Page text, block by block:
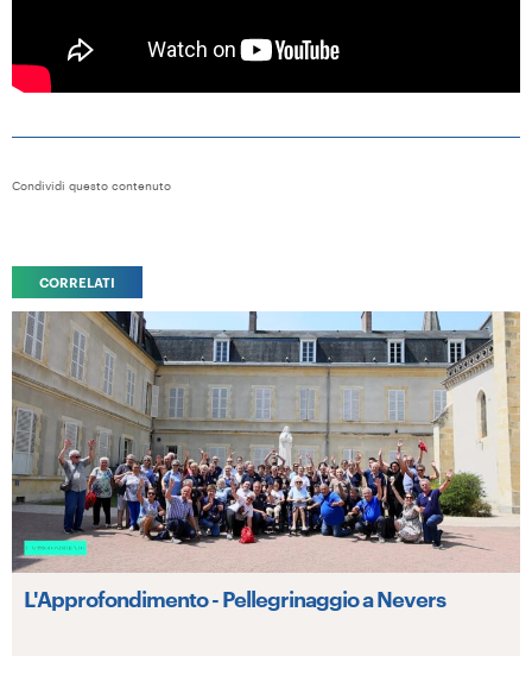
Condividi questo contenuto
CORRELATI
L'Approfondimento - Pellegrinaggio a Nevers